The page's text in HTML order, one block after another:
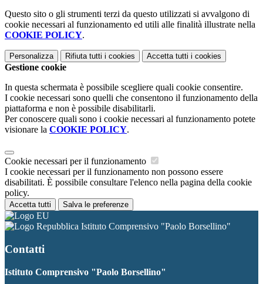
Questo sito o gli strumenti terzi da questo utilizzati si avvalgono di
cookie necessari al funzionamento ed utili alle finalità illustrate nella
COOKIE POLICY.
Personalizza Rifiuta tutti i cookies Accetta tutti i cookies
Gestione cookie
In questa schermata è possibile scegliere quali cookie consentire.
I cookie necessari sono quelli che consentono il funzionamento della
piattaforma e non è possibile disabilitarli.
Per conoscere quali sono i cookie necessari al funzionamento potete
visionare la COOKIE POLICY.
Cookie necessari per il funzionamento
I cookie necessari per il funzionamento non possono essere
disabilitati. È possibile consultare l'elenco nella pagina della cookie
policy.
Accetta tutti Salva le preferenze
Istituto Comprensivo "Paolo Borsellino"
Contatti
Istituto Comprensivo "Paolo Borsellino"